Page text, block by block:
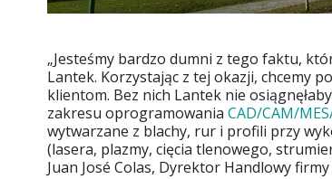
„Jesteśmy bardzo dumni z tego faktu,
Lantek. Korzystając z tej okazji, chcemy
klientom. Bez nich Lantek nie
zakresu oprogramowania CAD/CAM/
wytwarzane z blachy, rur i profili przy
(lasera, plazmy, cięcia tlenowego,
Juan José Colas, Dyrektor Handlowy